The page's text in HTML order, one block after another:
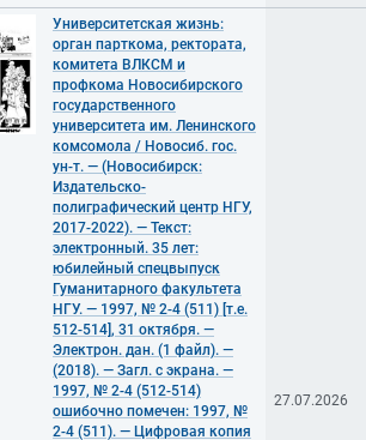
Университетская жизнь:
орган парткома, ректората,
комитета ВЛКСМ и
профкома Новосибирского
государственного
университета им. Ленинского
комсомола / Новосиб. гос.
ун-т. — (Новосибирск:
Издательско-
полиграфический центр НГУ,
2017-2022). — Текст:
электронный. 35 лет:
юбилейный спецвыпуск
Гуманитарного факультета
НГУ. — 1997, № 2-4 (511) [т.е.
512-514], 31 октября. —
Электрон. дан. (1 файл). —
(2018). — Загл. с экрана. —
1997, № 2-4 (512-514)
ошибочно помечен: 1997, №
2-4 (511). — Цифровая копия
27.07.2026